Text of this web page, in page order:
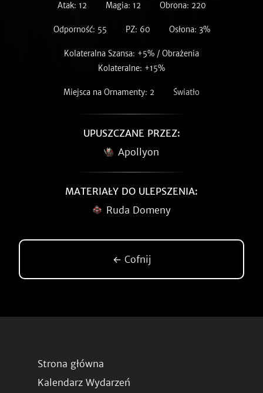
Atak: 12 Magia: 12 Obrona: 220
Odporność: 55 PZ: 60 Osłona: 3%
Kolateralna Szansa: +5% / Obrażenia
Kolateralne: +15%
Miejsca na Ornamenty: 2 Światło
UPUSZCZANE PRZEZ:
Apollyon
MATERIAŁY DO ULEPSZENIA:
Ruda Domeny
← Cofnij
Strona główna
Kalendarz Wydarzeń